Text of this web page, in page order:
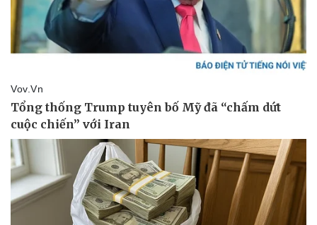
Pháp luật
Vụ án
Quân sự - Quốc phòng
Vũ khí
Việt Nam